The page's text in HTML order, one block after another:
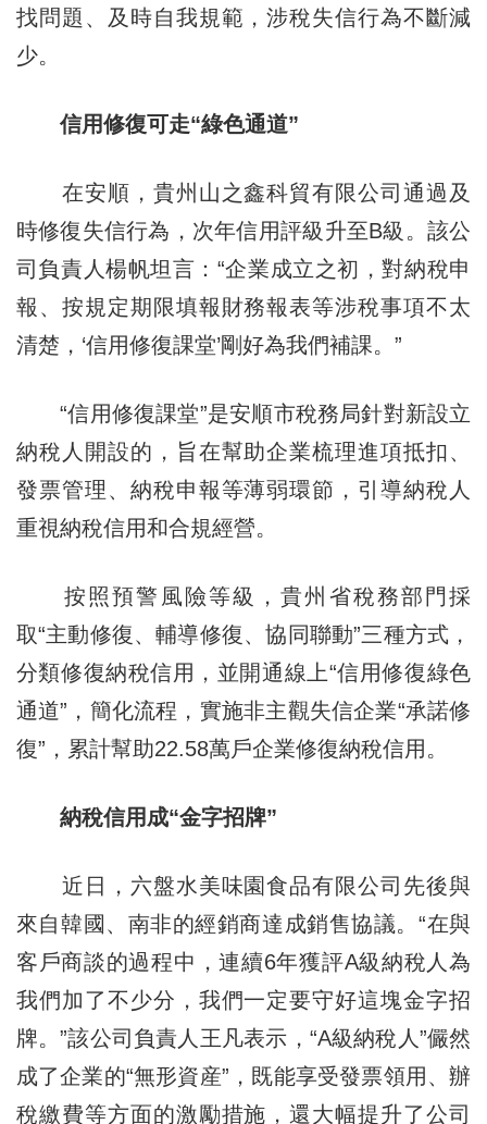
找問題、及時自我規範，涉稅失信行為不斷減
少。
信用修復可走“綠色通道”
在安順，貴州山之鑫科貿有限公司通過及
時修復失信行為，次年信用評級升至B級。該公
司負責人楊帆坦言：“企業成立之初，對納稅申
報、按規定期限填報財務報表等涉稅事項不太
清楚，‘信用修復課堂’剛好為我們補課。”
“信用修復課堂”是安順市稅務局針對新設立
納稅人開設的，旨在幫助企業梳理進項抵扣、
發票管理、納稅申報等薄弱環節，引導納稅人
重視納稅信用和合規經營。
按照預警風險等級，貴州省稅務部門採
取“主動修復、輔導修復、協同聯動”三種方式，
分類修復納稅信用，並開通線上“信用修復綠色
通道”，簡化流程，實施非主觀失信企業“承諾修
復”，累計幫助22.58萬戶企業修復納稅信用。
納稅信用成“金字招牌”
近日，六盤水美味園食品有限公司先後與
來自韓國、南非的經銷商達成銷售協議。“在與
客戶商談的過程中，連續6年獲評A級納稅人為
我們加了不少分，我們一定要守好這塊金字招
牌。”該公司負責人王凡表示，“A級納稅人”儼然
成了企業的“無形資産”，既能享受發票領用、辦
稅繳費等方面的激勵措施，還大幅提升了公司